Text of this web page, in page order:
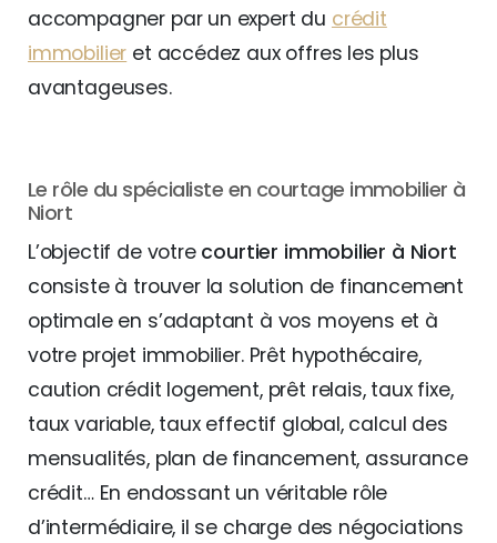
accompagner par un expert du crédit
immobilier et accédez aux offres les plus
avantageuses.
Le rôle du spécialiste en courtage immobilier à
Niort
L’objectif de votre courtier immobilier à Niort
consiste à trouver la solution de financement
optimale en s’adaptant à vos moyens et à
votre projet immobilier. Prêt hypothécaire,
caution crédit logement, prêt relais, taux fixe,
taux variable, taux effectif global, calcul des
mensualités, plan de financement, assurance
crédit… En endossant un véritable rôle
d’intermédiaire, il se charge des négociations